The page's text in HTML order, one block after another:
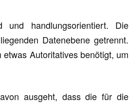
und handlungsorientiert. Die
Datenebene getrennt.
Autoritatives benötigt, um
ausgeht, dass die für die